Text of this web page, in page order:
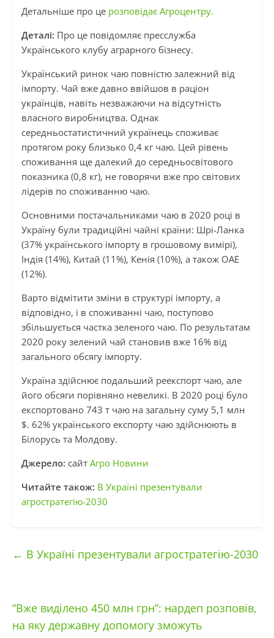
Детальніше про це розповідає Агроцентру.
Деталі: Про це повідомляє пресслужба
Українського клубу аграрного бізнесу.
Український ринок чаю повністю залежний від
імпорту. Чай вже давно ввійшов в раціон
українців, навіть незважаючи на відсутність
власного виробництва. Однак
середньостатистичний українець споживає
протягом року близько 0,4 кг чаю. Цей рівень
споживання ще далекий до середньосвітового
показника (0,8 кг), не говорячи вже про світових
лідерів по споживанню чаю.
Основними постачальниками чаю в 2020 році в
Україну були традиційні чайні країни: Шрі-Ланка
(37% українського імпорту в грошовому вимірі),
Індія (14%), Китай (11%), Кенія (10%), а також ОАЕ
(12%).
Варто відмітити зміни в структурі імпорту, а
відповідно, і в споживанні чаю, поступово
збільшується частка зеленого чаю. По результатам
2020 року зелений чай становив вже 16% від
загального обсягу імпорту.
Україна здійснює подальший реекспорт чаю, але
його обсяги порівняно невеликі. В 2020 році було
експортовано 743 т чаю на загальну суму 5,1 млн
$. 62% українського експорту чаю здійснюють в
Білорусь та Молдову.
Джерело: сайт Агро Новини
Читайте також: В Україні презентували
агростратегію-2030
← В Україні презентували агростратегію-2030
“Вже виділено 450 млн грн”: нардеп розповів,
на яку державну допомогу зможуть